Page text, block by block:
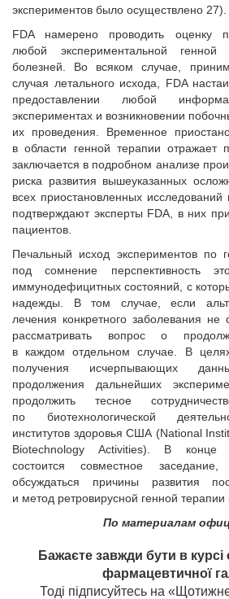
экспериментов было осуществлено 27).
FDA намерено проводить оценку
любой экспериментальной генной
болезней. Во всяком случае,
случая летального исхода, FDA
предоставлении любой
экспериментах и возникновении
их проведения. Временное
в области генной терапии отражает
заключается в подробном анализе
риска развития вышеуказанных
всех приостановленных исследований
подтверждают эксперты FDA, в них
пациентов.
Печальный исход экспериментов по
под сомнение перспективность
иммунодефицитных состояний, с
надежды. В том случае, если
лечения конкретного заболевания не
рассматривать вопрос о
в каждом отдельном случае. В
получения исчерпывающих
продолжения дальнейших
продолжить тесное
по биотехнологической
институтов здоровья США (National
Biotechnology Activities). В конце
состоится совместное
обсуждаться причины развития
и метод ретровирусной генной терапии
По материалам
Бажаєте завжди бути в курсі
фармацевтичної
Тоді підписуйтесь на